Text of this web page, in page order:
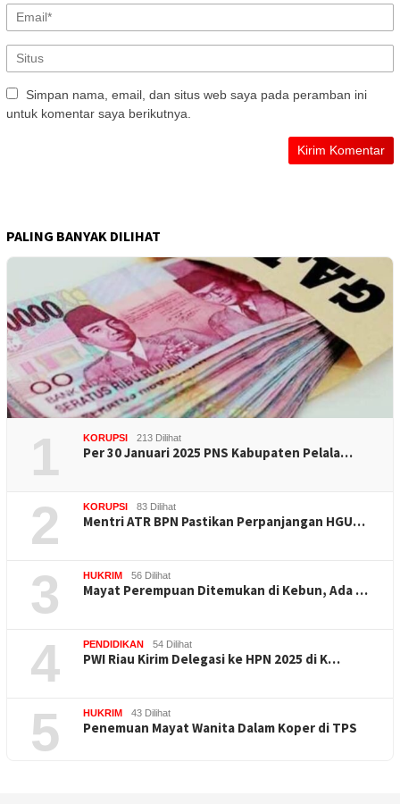
Simpan nama, email, dan situs web saya pada peramban ini
untuk komentar saya berikutnya.
PALING BANYAK DILIHAT
1 KORUPSI 213 Dilihat
Per 30 Januari 2025 PNS Kabupaten Pelala…
2 KORUPSI 83 Dilihat
Mentri ATR BPN Pastikan Perpanjangan HGU…
3 HUKRIM 56 Dilihat
Mayat Perempuan Ditemukan di Kebun, Ada …
4 PENDIDIKAN 54 Dilihat
PWI Riau Kirim Delegasi ke HPN 2025 di K…
5 HUKRIM 43 Dilihat
Penemuan Mayat Wanita Dalam Koper di TPS